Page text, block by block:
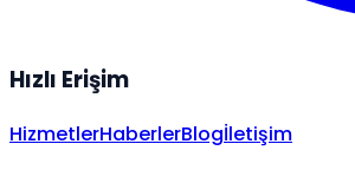
Hızlı Erişim
HizmetlerHaberlerBlogİletişim